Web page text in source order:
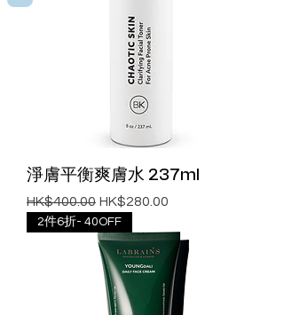
淨膚平衡爽膚水 237ml
一般價格
HK$400.00 促銷價格
HK$280.00
2件6折- 40OFF